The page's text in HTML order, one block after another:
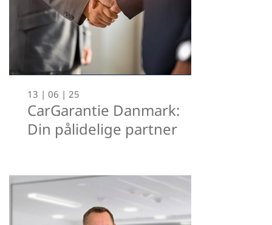
13 | 06 | 25
CarGarantie Danmark:
Din pålidelige partner